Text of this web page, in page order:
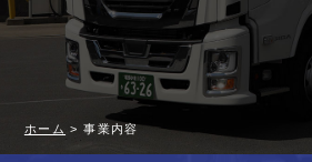
ホーム >事業内容